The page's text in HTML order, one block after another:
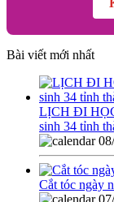
Bài viết mới nhất
LỊCH ĐI
sinh 34 tỉnh
Cắt tóc ngày